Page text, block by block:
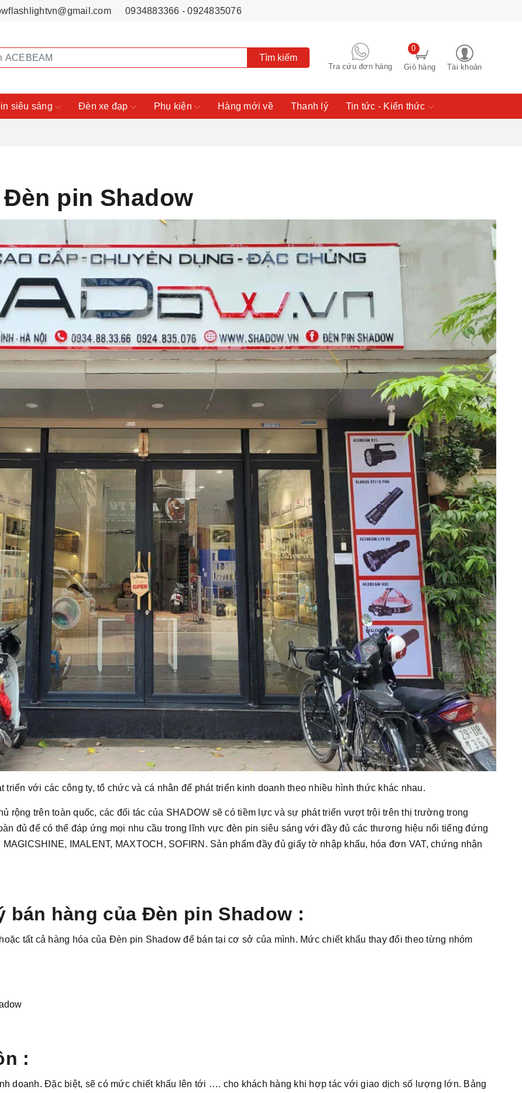
0934883366 - 0924835076
Tìm kiếm
Tài khoản
0
Giỏ hàng
Tra cứu đơn hàng
siêu sáng Đèn xe đạp Phụ kiện Hàng mới về Thanh lý Tin tức - Kiến thức
pin Shadow
với các công ty, tổ chức và cá nhân để phát triển kinh doanh theo nhiều hình thức khác nhau.
rộng trên toàn quốc, các đối tác của SHADOW sẽ có tiềm lực và sự phát triển vượt trội trên thị trường trong
đủ để có thể đáp ứng mọi nhu cầu trong lĩnh vực đèn pin siêu sáng với đầy đủ các thương hiệu nổi tiếng đứng
IMALENT, MAXTOCH, SOFIRN. Sản phẩm đầy đủ giấy tờ nhập khẩu, hóa đơn VAT, chứng nhận
bán hàng của Đèn pin Shadow :
tất cả hàng hóa của Đèn pin Shadow để bán tại cơ sở của mình. Mức chiết khấu thay đổi theo từng nhóm
:
doanh. Đặc biệt, sẽ có mức chiết khấu lên tới …. cho khách hàng khi hợp tác với giao dịch số lượng lớn. Bảng